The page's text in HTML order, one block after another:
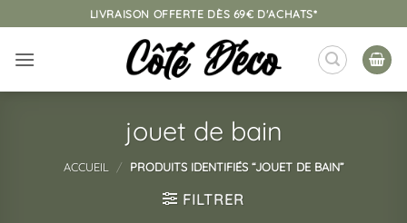
au
contenu
LIVRAISON OFFERTE DÈS 69€ D'ACHATS*
jouet de bain
ACCUEIL / PRODUITS IDENTIFIÉS “JOUET DE BAIN”
FILTRER